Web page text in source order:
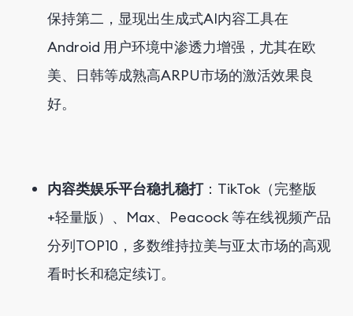
保持第二，显现出生成式AI内容工具在
Android 用户环境中渗透力增强，尤其在欧
美、日韩等成熟高ARPU市场的激活效果良
好。
内容类娱乐平台稳扎稳打：TikTok（完整版
+轻量版 ）、Max、Peacock 等在线视频产品
分列TOP10，多数维持拉美与亚太市场的高观
看时长和稳定续订。